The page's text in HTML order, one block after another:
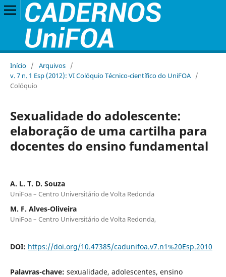
Início / Arquivos /
v. 7 n. 1 Esp (2012): VI Colóquio Técnico-científico do UniFOA /
Colóquio
Sexualidade do adolescente:
elaboração de uma cartilha para
docentes do ensino fundamental
A. L. T. D. Souza
UniFoa – Centro Universitário de Volta Redonda
M. F. Alves-Oliveira
UniFoa – Centro Universitário de Volta Redonda,
DOI: https://doi.org/10.47385/cadunifoa.v7.n1%20Esp.2010
Palavras-chave: sexualidade, adolescentes, ensino